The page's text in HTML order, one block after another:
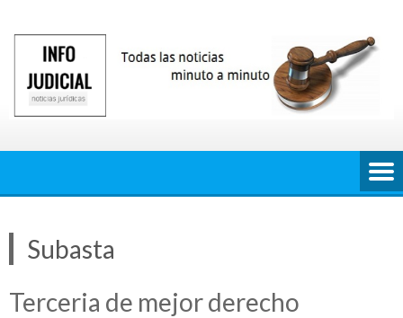
contenido
Subasta
Terceria de mejor derecho